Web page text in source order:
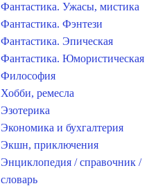
Фантастика. Ужасы, мистика
Фантастика. Фэнтези
Фантастика. Эпическая
Фантастика. Юмористическая
Философия
Хобби, ремесла
Эзотерика
Экономика и бухгалтерия
Экшн, приключения
Энциклопедия / справочник /
словарь